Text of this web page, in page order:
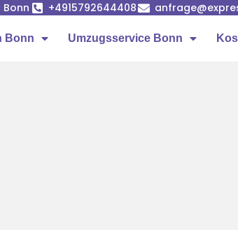
Bonn +4915792644408
Bonn Umzugsservice Bonn